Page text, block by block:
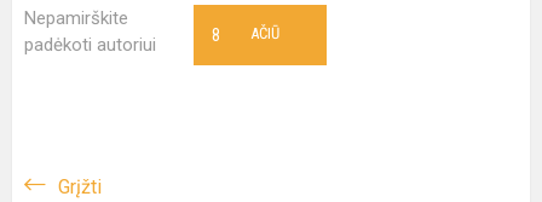
Nepamirškite
padėkoti autoriui
AČIŪ
8
Grįžti